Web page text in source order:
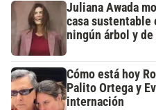
Juliana Awada
casa sustentable
ningún árbol y de
Cómo está hoy
Palito Ortega y
internación